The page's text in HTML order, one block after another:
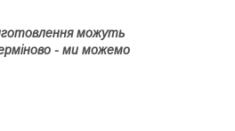
можуть
- ми можемо